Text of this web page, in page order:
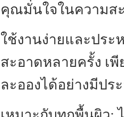
คุณมั่นใจในความส
ใช้งานง่ายและประ
สะอาดหลายครั้ง เ
ละอองได้อย่างมีปร